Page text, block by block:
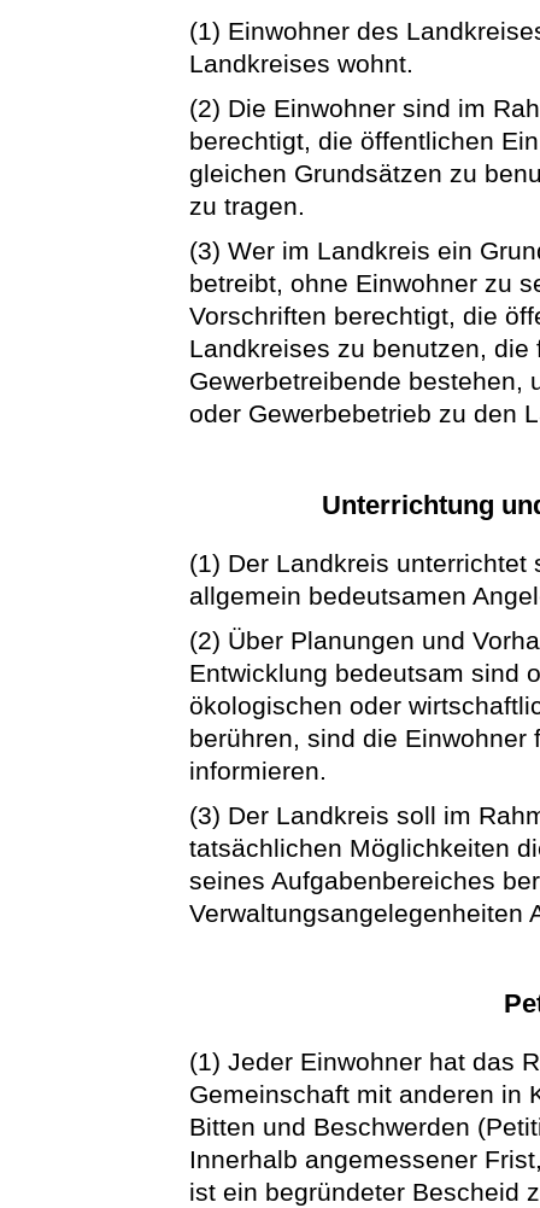
(1) Einwohner des
Landkreises wohnt.
(2) Die Einwohner sind im
berechtigt, die öffentlichen
gleichen Grundsätzen zu
zu tragen.
(3) Wer im Landkreis ein
betreibt, ohne Einwohner zu
Vorschriften berechtigt, die
Landkreises zu benutzen, die
Gewerbetreibende bestehen,
oder Gewerbebetrieb zu den
Unterrichtung
(1) Der Landkreis
allgemein bedeutsamen
(2) Über Planungen und
Entwicklung bedeutsam sind
ökologischen oder
berühren, sind die
informieren.
(3) Der Landkreis soll im
tatsächlichen Möglichkeiten
seines Aufgabenbereiches
Verwaltungsangelegenheiten
(1) Jeder Einwohner hat das
Gemeinschaft mit anderen in
Bitten und Beschwerden
Innerhalb angemessener
ist ein begründeter Bescheid